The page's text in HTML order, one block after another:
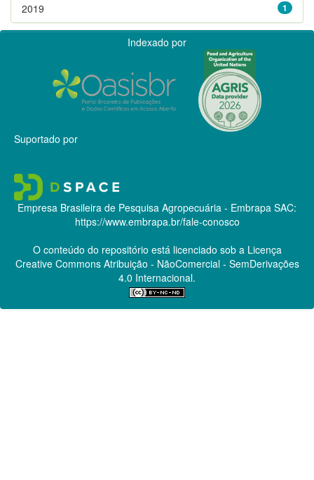
1
2019
Indexado por
Suportado por
Empresa Brasileira de Pesquisa Agropecuária - Embrapa SAC:
https://www.embrapa.br/fale-conosco
O conteúdo do repositório está licenciado sob a Licença
Creative CommonsAtribuição - NãoComercial - SemDerivações
4.0 Internacional.